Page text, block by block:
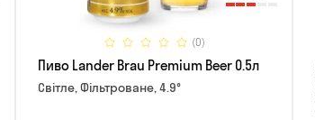
(0)
Пиво Lander Brau Premium Beer 0.5л
Світле, Фільтроване, 4.9°